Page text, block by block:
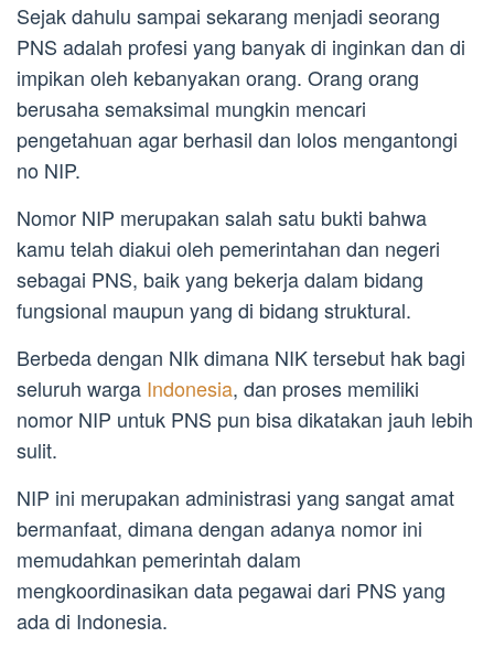
Sejak dahulu sampai sekarang menjadi seorang
PNS adalah profesi yang banyak di inginkan dan di
impikan oleh kebanyakan orang. Orang orang
berusaha semaksimal mungkin mencari
pengetahuan agar berhasil dan lolos mengantongi
no NIP.
Nomor NIP merupakan salah satu bukti bahwa
kamu telah diakui oleh pemerintahan dan negeri
sebagai PNS, baik yang bekerja dalam bidang
fungsional maupun yang di bidang struktural.
Berbeda dengan NIk dimana NIK tersebut hak bagi
seluruh warga Indonesia, dan proses memiliki
nomor NIP untuk PNS pun bisa dikatakan jauh lebih
sulit.
NIP ini merupakan administrasi yang sangat amat
bermanfaat, dimana dengan adanya nomor ini
memudahkan pemerintah dalam
mengkoordinasikan data pegawai dari PNS yang
ada di Indonesia.